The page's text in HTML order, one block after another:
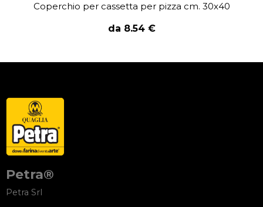
Coperchio per cassetta per pizza cm. 30x40
da 8.54 €
Petra®
Petra Srl